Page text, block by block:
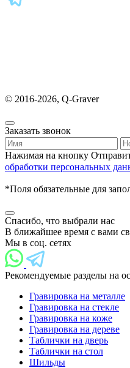
© 2016-2026, Q-Graver
Заказать звонок
Нажимая на кнопку
обработки персональных
*Поля обязательные для
Спасибо, что выбрали нас
В ближайшее время с вами
Мы в соц. сетях
Рекомендуемые разделы на
Гравировка на металле
Гравировка на стекле
Гравировка на коже
Гравировка на дереве
Таблички на дверь
Таблички на стол
Шильды